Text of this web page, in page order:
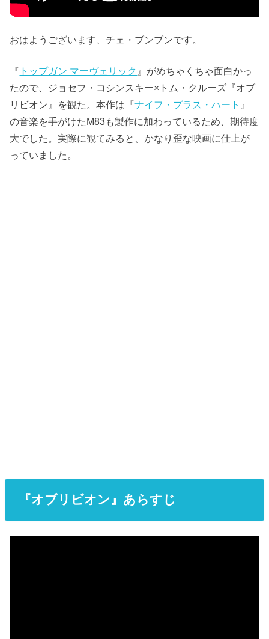
おはようございます、チェ・ブンブンです。
『 トップガン マーヴェリック 』がめちゃくちゃ面白かっ
たので、ジョセフ・コシンスキー×トム・クルーズ『オブ
リビオン』を観た。本作は『ナイフ・プラス・ハート 』
の音楽を手がけたM83も製作に加わっているため、期待度
大でした。実際に観てみると、かなり歪な映画に仕上が
っていました。
『オブリビオン』あらすじ